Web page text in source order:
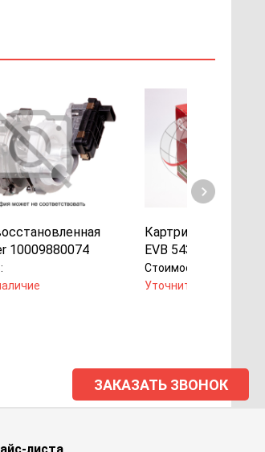
10009880074
Картридж
EVB 5439-970-
Стоимость:
Уточнить наличие
ЗАКАЗАТЬ ЗВОНОК